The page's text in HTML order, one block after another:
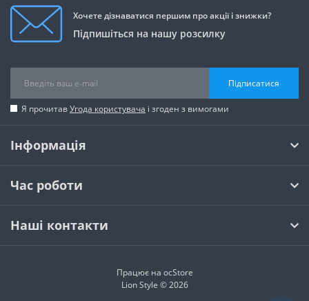
Хочете дізнаватися першим про акції і знижки?
Підпишіться на нашу розсилку
Підписатися
Я прочитавУгода користувача і згоден з вимогами
Інформація
Час роботи
Наші контакти
Працює на ocStore
Lion Style © 2026